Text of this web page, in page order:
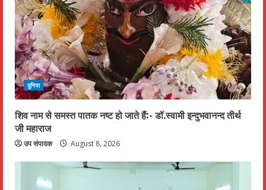
दुनिया
शिव नाम से समस्त पातक नष्ट हो जाते हैं:- डॉ.स्वामी इन्दुभवानन्द तीर्थ
जी महाराज
उप संपादक August 8, 2026